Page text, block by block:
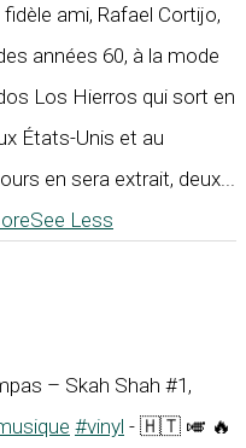
ami, Rafael Cortijo,
années 60, à la mode
Los Hierros qui sort en
États-Unis et au
en sera extrait, deux...
See Less
– Skah Shah #1,
#vinyl - 🇭🇹 🎺 🔥